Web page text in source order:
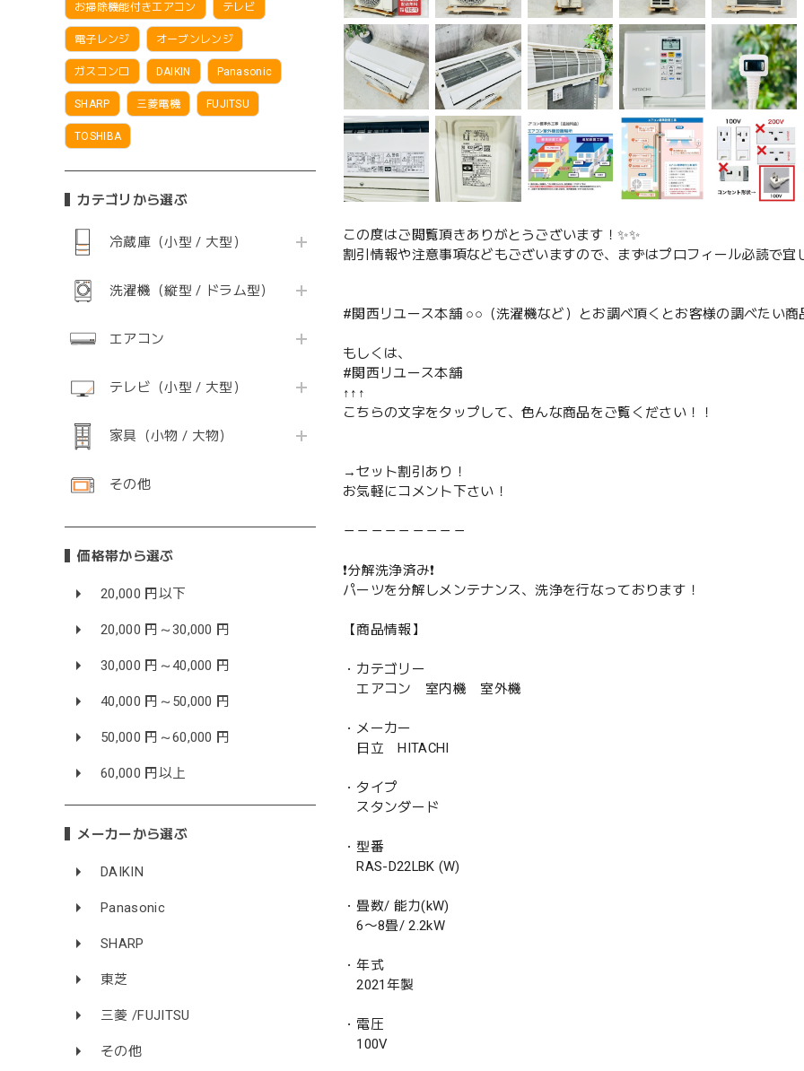
お掃除機能付きエアコン テレビ
電子レンジ オーブンレンジ
ガスコンロ DAIKIN Panasonic
SHARP 三菱電機 FUJITSU
TOSHIBA
カテゴリから選ぶ
冷蔵庫（小型 / 大型）
洗濯機（縦型 / ドラム型）
エアコン
テレビ（小型 / 大型）
家具（小物 / 大物）
その他
価格帯から選ぶ
20,000 円以下
20,000 円～30,000 円
30,000 円～40,000 円
40,000 円～50,000 円
50,000 円～60,000 円
60,000 円以上
メーカーから選ぶ
DAIKIN
Panasonic
SHARP
東芝
三菱 /FUJITSU
その他
この度はご閲覧頂きありがとうございます！✨✨
割引情報や注意事項などもございますので、まずはプロフィール必読で宜
#関西リユース本舗 ○○（洗濯機など）とお調べ頂くとお客様の調べたい商
もしくは、
#関西リユース本舗
↑↑↑
こちらの文字をタップして、色んな商品をご覧ください！！
→セット割引あり！
お気軽にコメント下さい！
－－－－－－－－－
❗️分解洗浄済み❗️
パーツを分解しメンテナンス、洗浄を行なっております！
【商品情報】
・カテゴリー
エアコン 室内機 室外機
・メーカー
日立 HITACHI
・タイプ
スタンダード
・型番
RAS-D22LBK (W)
・畳数/ 能力(kW)
6〜8畳/ 2.2kW
・年式
2021年製
・電圧
100V